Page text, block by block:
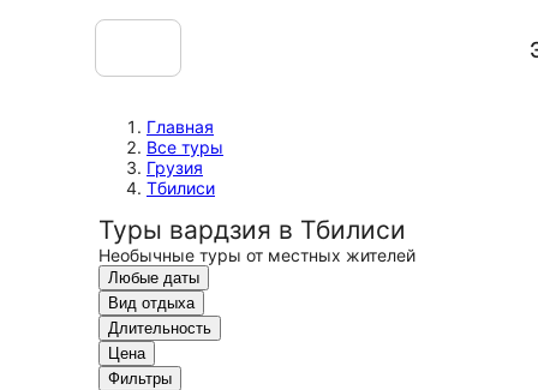
Главная
Все туры
Грузия
Тбилиси
Туры вардзия в Тбилиси
Необычные туры от местных жителей
Любые даты
Вид отдыха
Длительность
Цена
Фильтры